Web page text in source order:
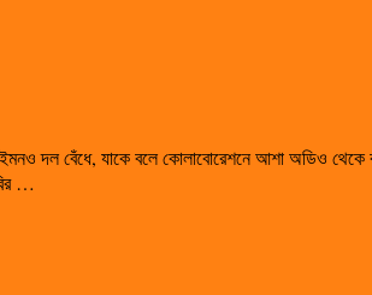
দল বেঁধে, যাকে বলে কোলাবোরেশনে আশা অডিও
…